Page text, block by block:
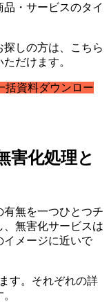
・サービスのタイ
探しの方は、こちら
だけます。
括資料ダウンロー
害化処理と
無を一つひとつチ
、無害化サービスは
イメージに近いで
す。それぞれの詳